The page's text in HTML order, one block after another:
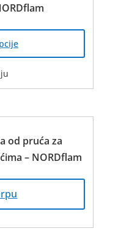
Опције
бити
изабране
страници
производа.
od pruća za
– NORDflam